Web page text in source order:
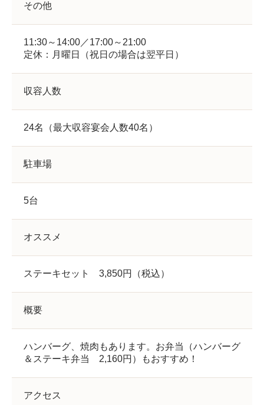
その他
11:30～14:00／17:00～21:00
定休：月曜日（祝日の場合は翌平日）
収容人数
24名（最大収容宴会人数40名）
駐車場
5台
オススメ
ステーキセット 3,850円（税込）
概要
ハンバーグ、焼肉もあります。お弁当（ハンバーグ
＆ステーキ弁当 2,160円）もおすすめ！
アクセス